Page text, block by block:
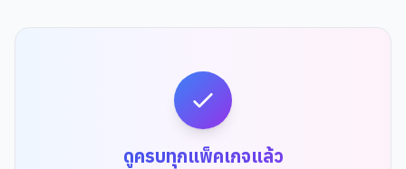
ดูครบทุกแพ็คเกจแล้ว